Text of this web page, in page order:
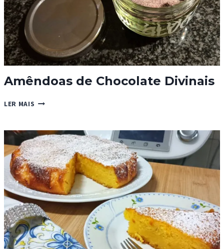
Amêndoas de Chocolate Divinais
LER MAIS AMÊNDOAS
DIVINAIS